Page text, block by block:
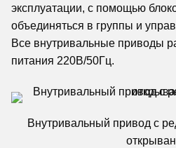
эксплуатации, с помощью
объединяться в группы и
Все внутривальные приводы
питания 220В/50Гц.
Внутривальный привод с